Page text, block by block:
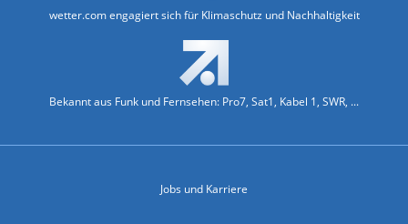
wetter.com engagiert sich für Klimaschutz und Nachhaltigkeit
Bekannt aus Funk und Fernsehen: Pro7, Sat1, Kabel 1, SWR, ...
Jobs und Karriere